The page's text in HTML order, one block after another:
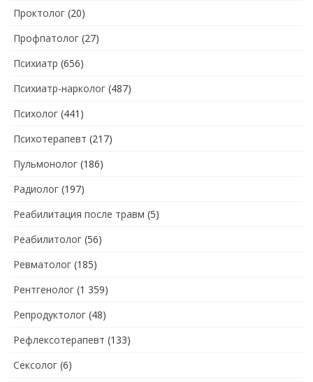
Проктолог (20)
Профпатолог (27)
Психиатр (656)
Психиатр-нарколог (487)
Психолог (441)
Психотерапевт (217)
Пульмонолог (186)
Радиолог (197)
Реабилитация после травм (5)
Реабилитолог (56)
Ревматолог (185)
Рентгенолог (1 359)
Репродуктолог (48)
Рефлексотерапевт (133)
Сексолог (6)